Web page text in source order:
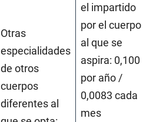
Otras
especialidades
de otros
cuerpos
diferentes al
el impartido
por el cuerpo
al que se
aspira: 0,100
por año /
0,0083 cada
mes